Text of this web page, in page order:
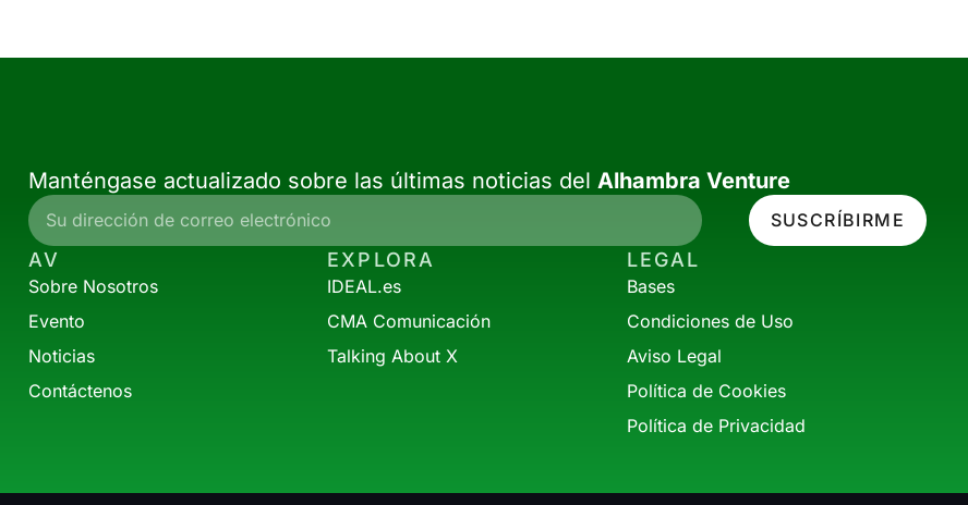
Manténgase actualizado sobre las últimas noticias del Alhambra Venture
SUSCRÍBIRME
AV
Sobre Nosotros
Evento
Noticias
Contáctenos
EXPLORA
IDEAL.es
CMA Comunicación
Talking About X
LEGAL
Bases
Condiciones de Uso
Aviso Legal
Política de Cookies
Política de Privacidad